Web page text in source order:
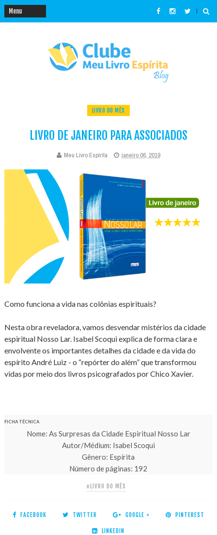
LIVRO DO MÊS
LIVRO DE JANEIRO PARA ASSOCIADOS
Meu Livro Espírita janeiro 06, 2019
Como funciona a vida nas colônias espirituais?
Nesta obra reveladora, vamos desvendar mistérios da cidade
espiritual Nosso Lar. Isabel Scoqui explica de forma clara e
envolvente os importantes detalhes da cidade e da vida do
espírito André Luiz - o “repórter do além” que transformou
vidas por meio dos livros psicografados por Chico Xavier.
FICHA TÉCNICA
Nome: As Surpresas da Cidade Espiritual Nosso Lar
Autor/Médium: Isabel Scoqui
Gênero: Espírita
Número de páginas: 192
#LIVRO DO MÊS
FACEBOOK TWITTER GOOGLE + PINTEREST
LINKEDIN